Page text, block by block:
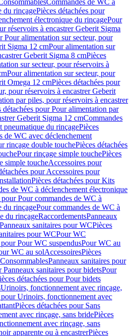
Commandes de WC à
du rinçagePièces détachées pour
électronique du rinçagePour
réservoirs à encastrer Geberit Sigma
Pour alimentation sur secteur, pour
Sigma 12 cmPour alimentation sur
Geberit Sigma 8 cmPièces
sur secteur, pour réservoirs à
Pour alimentation sur secteur, pour
Omega 12 cmPièces détachées pour
pour réservoirs à encastrer Geberit
par piles, pour réservoirs à encastrer
détachées pour Pour alimentation par
Geberit Sigma 12 cmCommandes
pneumatique du rinçagePièces
de WC avec déclenchement
rinçage double touchePièces détachées
Pour rinçage simple touchePièces
simple toucheAccessoires pour
pour Accessoires pour
Pièces détachées pour Kits
de WC à déclenchement électronique
pour Pour commandes de WC à
du rinçagePour commandes de WC à
du rinçageRaccordementsPanneaux
Panneaux sanitaires pour WCPièces
pour WCPour WC
pour Pour WC suspendusPour WC au
WC au solAccessoiresPièces
ConsommablesPanneaux sanitaires pour
Panneaux sanitaires pour bidetsPour
détachées pour Pour bidets
Urinoirs, fonctionnement avec rinçage,
pour Urinoirs, fonctionnement avec
Pièces détachées pour Sans
avec rinçage, sans bridePièces
avec rinçage, sans
apparente ou à encastrerPièces